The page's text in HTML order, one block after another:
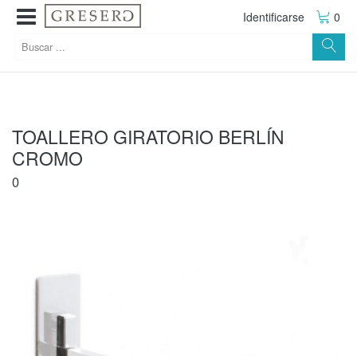
Identificarse 0
TOALLERO GIRATORIO BERLÍN
CROMO
0